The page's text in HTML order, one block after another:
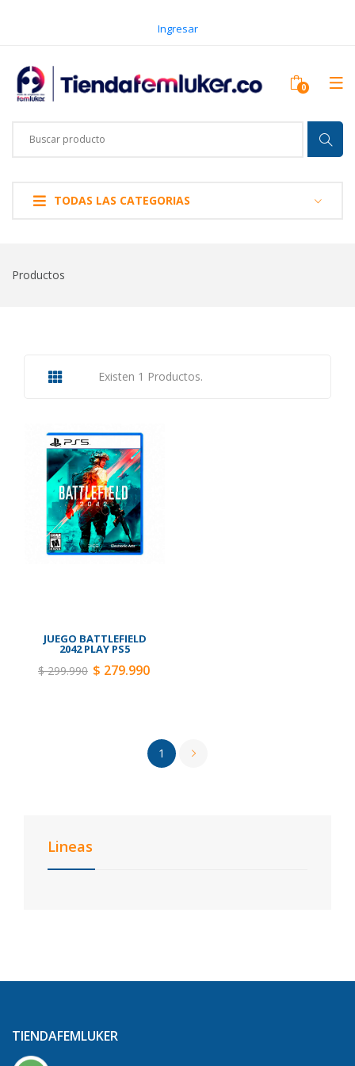
Ingresar
TODAS LAS CATEGORIAS
Productos
Existen 1 Productos.
JUEGO BATTLEFIELD
2042 PLAY PS5
$ 299.990 $ 279.990
1
Lineas
TIENDAFEMLUKER